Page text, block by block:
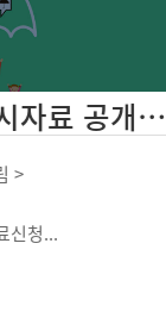
2024 퇴원손상통계」 및 원시자료 공개 ...
>
청...